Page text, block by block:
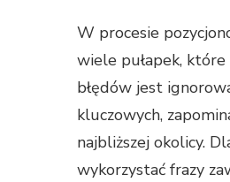
W procesie
wiele pułapek, które
błędów jest
kluczowych,
najbliższej okolicy.
wykorzystać frazy